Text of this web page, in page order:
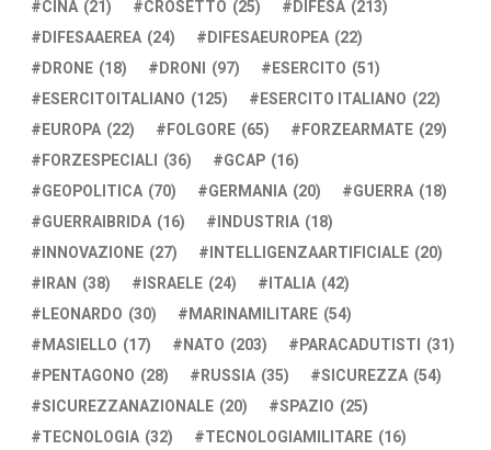
CINA (21) CROSETTO (25) DIFESA (213)
DIFESAAEREA (24) DIFESAEUROPEA (22)
DRONE (18) DRONI (97) ESERCITO (51)
ESERCITOITALIANO (125) ESERCITO ITALIANO (22)
EUROPA (22) FOLGORE (65) FORZEARMATE (29)
FORZESPECIALI (36) GCAP (16)
GEOPOLITICA (70) GERMANIA (20) GUERRA (18)
GUERRAIBRIDA (16) INDUSTRIA (18)
INNOVAZIONE (27) INTELLIGENZAARTIFICIALE (20)
IRAN (38) ISRAELE (24) ITALIA (42)
LEONARDO (30) MARINAMILITARE (54)
MASIELLO (17) NATO (203) PARACADUTISTI (31)
PENTAGONO (28) RUSSIA (35) SICUREZZA (54)
SICUREZZANAZIONALE (20) SPAZIO (25)
TECNOLOGIA (32) TECNOLOGIAMILITARE (16)